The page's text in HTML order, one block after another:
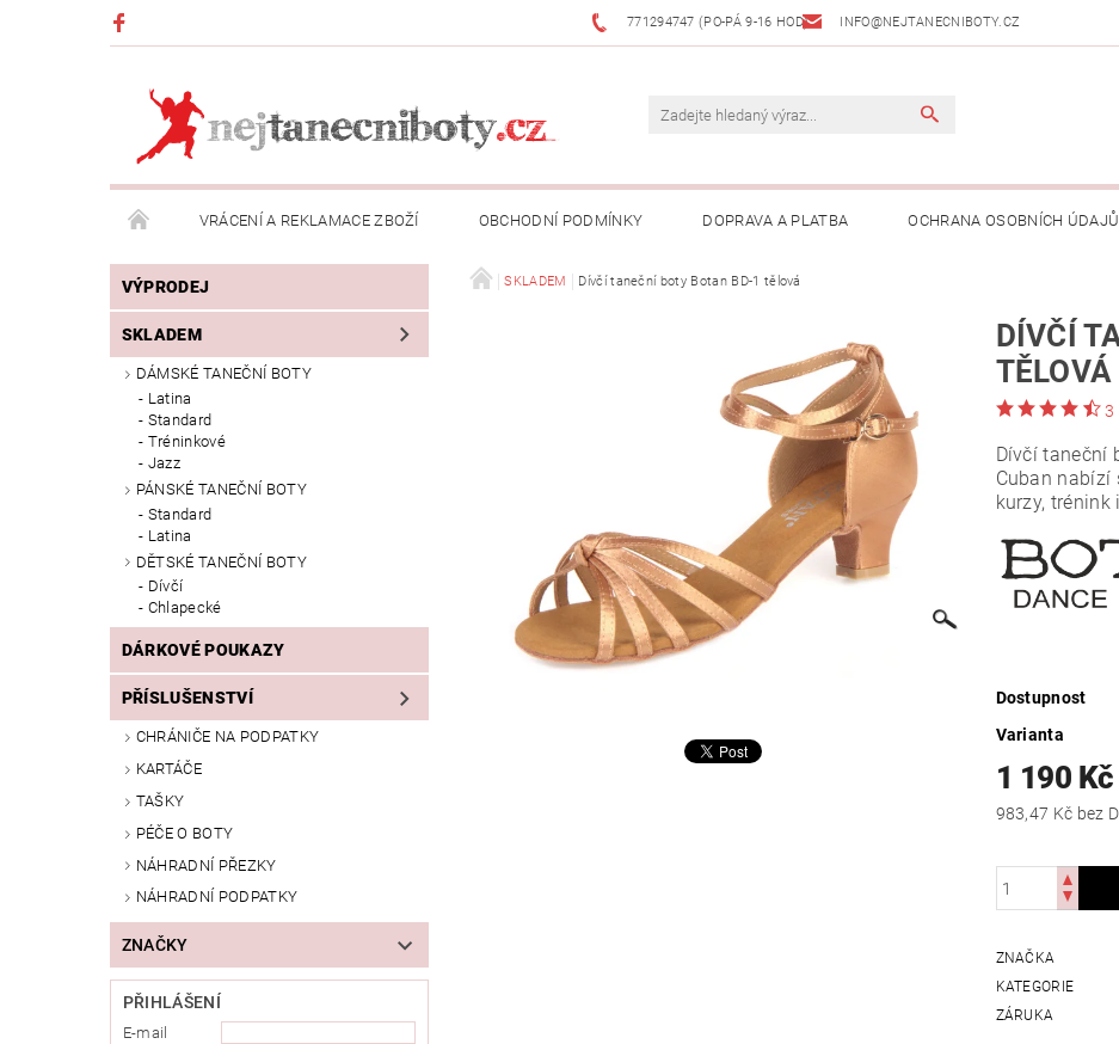
771294747 (PO-PÁ 9-16 HOD) INFO@NEJTANECNIBOTY.CZ
VRÁCENÍ A REKLAMACE ZBOŽÍ OBCHODNÍ PODMÍNKY DOPRAVA A PLATBA OCHRANA OSOBNÍCH ÚDAJŮ
NAPIŠTE NÁM
VÝPRODEJ
SKLADEM
DÁMSKÉ TANEČNÍ BOTY
Latina
Standard
Tréninkové
Jazz
PÁNSKÉ TANEČNÍ BOTY
Standard
Latina
DĚTSKÉ TANEČNÍ BOTY
Dívčí
Chlapecké
DÁRKOVÉ POUKAZY
PŘÍSLUŠENSTVÍ
CHRÁNIČE NA PODPATKY
KARTÁČE
TAŠKY
PÉČE O BOTY
NÁHRADNÍ PŘEZKY
NÁHRADNÍ PODPATKY
ZNAČKY
PŘIHLÁŠENÍ
E-mail
SKLADEM Dívčí taneční boty Botan BD-1 tělová
DÍVČÍ
TĚLOVÁ
3
Dívčí taneční
Cuban
kurzy, trénink
Dostupnost
Varianta
1 190 Kč
983,47 Kč
ZNAČKA
KATEGORIE
ZÁRUKA